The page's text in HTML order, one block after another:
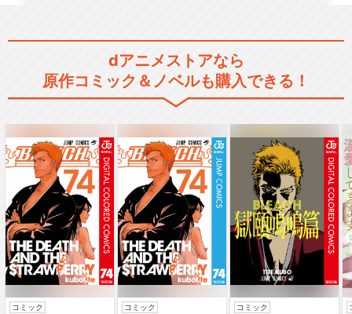
dアニメストアなら
原作コミック＆ノベルも購入できる！
コミック コミック コミック